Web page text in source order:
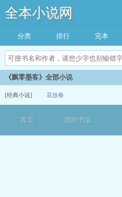
全本小说网
分类 排行 完本
《飘零墨客》全部小说
[经典小说] 花放春
首页 我的书架